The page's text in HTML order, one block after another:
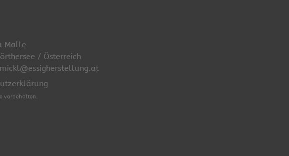
Malle
/ Österreich
vorbehalten.